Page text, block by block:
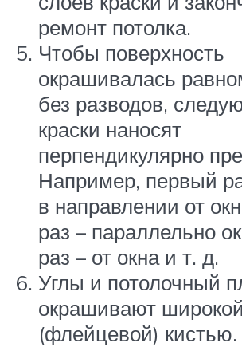
ремонт потолка.
Чтобы поверхность
окрашивалась
без разводов,
краски наносят
перпендикулярно
Например, первый
в направлении от
раз – параллельно
раз – от окна и т. д.
Углы и потолочный
окрашивают широкой
(флейцевой) кистью.